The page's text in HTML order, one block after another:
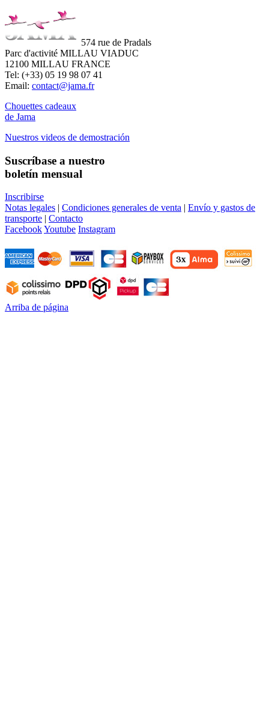
574 rue de Pradals
Parc d'activité MILLAU VIADUC
12100 MILLAU FRANCE
Tel: (+33) 05 19 98 07 41
Email: contact@jama.fr
Chouettes cadeaux
de Jama
Nuestros videos de demostración
Suscríbase a nuestro
boletín mensual
Inscribirse
Notas legales | Condiciones generales de venta | Envío y gastos de
transporte | Contacto
FacebookYoutube Instagram
Arriba de página